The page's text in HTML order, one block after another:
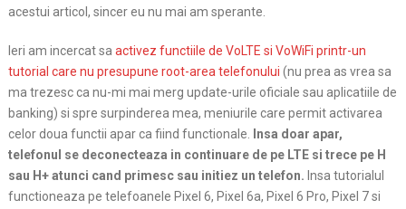
acestui articol, sincer eu nu mai am sperante.
Ieri am incercat sa activez functiile de VoLTE si VoWiFi printr-un
tutorial care nu presupune root-area telefonului (nu prea as vrea sa
ma trezesc ca nu-mi mai merg update-urile oficiale sau aplicatiile de
banking) si spre surpinderea mea, meniurile care permit activarea
celor doua functii apar ca fiind functionale.
Insa doar apar,
telefonul se deconecteaza in continuare de pe LTE si trece pe H
sau H+ atunci cand primesc sau initiez un telefon. Insa tutorialul
functioneaza pe telefoanele Pixel 6, Pixel 6a, Pixel 6 Pro, Pixel 7 si